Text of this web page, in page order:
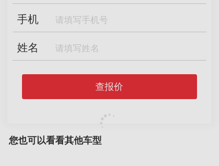
手机
姓名
查报价
您也可以看看其他车型